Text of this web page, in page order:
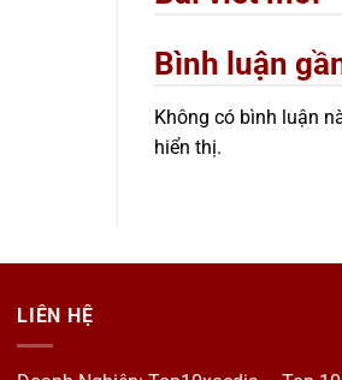
Bình luận
Không có bình luận
hiển thị.
LIÊN HỆ